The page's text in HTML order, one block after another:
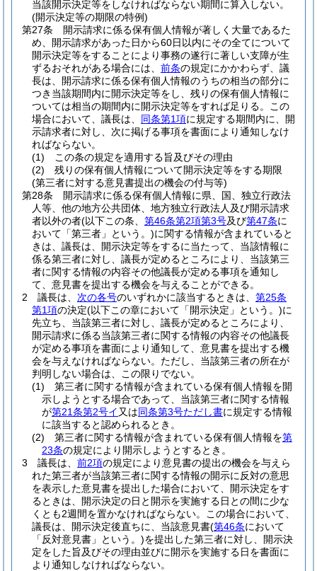
当該開示決定等をしなければならない期間に算入しない。
(開示決定等の期限の特例)
第27条
開示請求に係る保有個人情報が著しく大量であるた
め、開示請求があった日から60日以内にその全てについて
開示決定等をすることにより事務の遂行に著しい支障が生
ずるおそれがある場合には、 前条の規定にかかわらず、議
長は、開示請求に係る保有個人情報のうちの相当の部分に
つき当該期間内に開示決定等をし、残りの保有個人情報に
ついては相当の期間内に開示決定等をすれば足りる。
この
場合において、議長は、 同条第1項に規定する期間内に、開
示請求者に対し、次に掲げる事項を書面により通知しなけ
ればならない。
(1)
この条の規定を適用する旨及びその理由
(2)
残りの保有個人情報について開示決定等をする期限
(第三者に対する意見書提出の機会の付与等)
第28条
開示請求に係る保有個人情報に県、国、独立行政法
人等、他の地方公共団体、地方独立行政法人及び開示請求
者以外の者(以下この条、 第46条第2項第3号及び第47条に
おいて「第三者」という。)に関する情報が含まれていると
きは、議長は、開示決定等をするに当たって、当該情報に
係る第三者に対し、議長が定めるところにより、当該第三
者に関する情報の内容その他議長が定める事項を通知し
て、意見書を提出する機会を与えることができる。
2
議長は、 次の各号のいずれかに該当するときは、 第25条
第1項の決定(以下この章において「開示決定」という。)に
先立ち、当該第三者に対し、議長が定めるところにより、
開示請求に係る当該第三者に関する情報の内容その他議長
が定める事項を書面により通知して、意見書を提出する機
会を与えなければならない。 ただし、当該第三者の所在が
判明しない場合は、この限りでない。
(1)
第三者に関する情報が含まれている保有個人情報を開
示しようとする場合であって、当該第三者に関する情報
が第21条第2号イ 又は同条第3号ただし書に規定する情報
に該当すると認められるとき。
(2)
第三者に関する情報が含まれている保有個人情報を第
23条の規定により開示しようとするとき。
3
議長は、 前2項の規定により意見書の提出の機会を与えら
れた第三者が当該第三者に関する情報の開示に反対の意思
を表示した意見書を提出した場合において、開示決定をす
るときは、開示決定の日と開示を実施する日との間に少な
くとも2週間を置かなければならない。
この場合において、
議長は、開示決定後直ちに、当該意見書(第46条において
「反対意見書」という。)を提出した第三者に対し、開示決
定をした旨及びその理由並びに開示を実施する日を書面に
より通知しなければならない。